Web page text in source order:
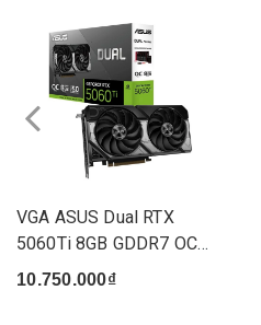
VGA ASUS Dual RTX
5060Ti 8GB GDDR7 OC
(DUAL-RTX...
10.750.000₫